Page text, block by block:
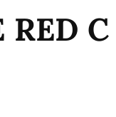
RED C